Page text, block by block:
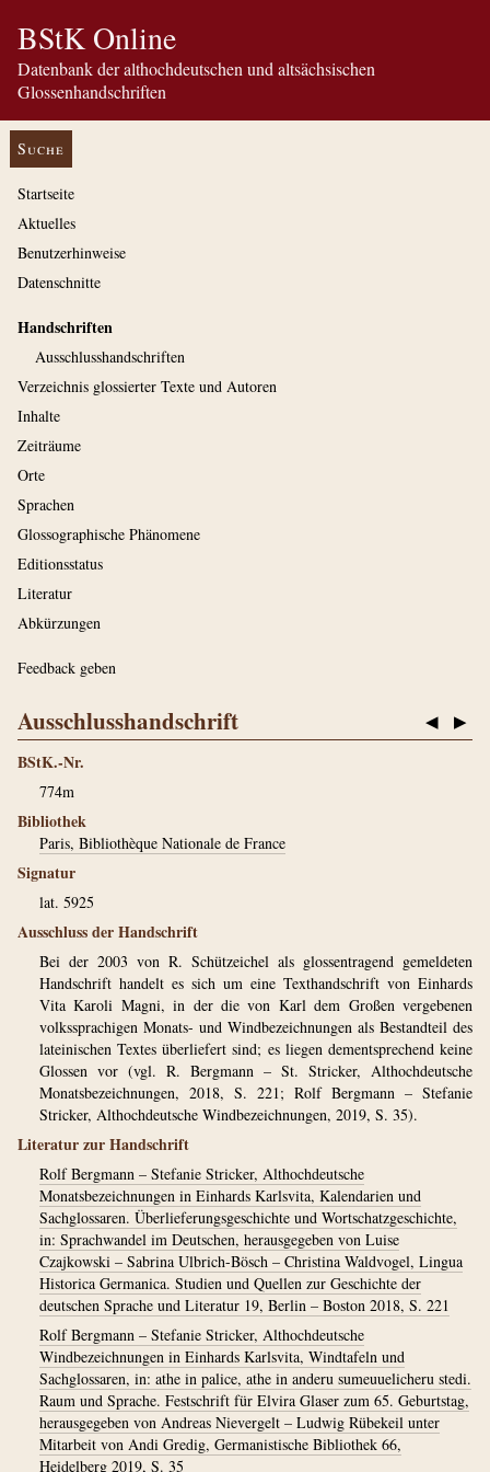
BStK Online
Datenbank der althochdeutschen und altsächsischen
Glossenhandschriften
Suche
Startseite
Aktuelles
Benutzerhinweise
Datenschnitte
Handschriften
Ausschluss­handschriften
Verzeichnis glossierter Texte und Autoren
Inhalte
Zeiträume
Orte
Sprachen
Glossographische Phänomene
Editionsstatus
Literatur
Abkürzungen
Feedback geben
◀ ▶
Ausschlusshandschrift
BStK.-Nr.
774m
Bibliothek
Paris, Bibliothèque Nationale de France
Signatur
lat. 5925
Ausschluss der Handschrift
Bei der 2003 von R. Schützeichel als glossentragend gemeldeten
Handschrift handelt es sich um eine Texthandschrift von Einhards
Vita Karoli Magni, in der die von Karl dem Großen vergebenen
volkssprachigen Monats- und Windbezeichnungen als Bestandteil des
lateinischen Textes überliefert sind; es liegen dementsprechend keine
Glossen vor (vgl. R. Bergmann – St. Stricker, Althochdeutsche
Monatsbezeichnungen, 2018, S. 221; Rolf Bergmann – Stefanie
Stricker, Althochdeutsche Windbezeichnungen, 2019, S. 35).
Literatur zur Handschrift
Rolf Bergmann – Stefanie Stricker, Althochdeutsche
Monatsbezeichnungen in Einhards Karlsvita, Kalendarien und
Sachglossaren. Überlieferungsgeschichte und Wortschatzgeschichte,
in: Sprachwandel im Deutschen, herausgegeben von Luise
Czajkowski – Sabrina Ulbrich-Bösch – Christina Waldvogel, Lingua
Historica Germanica. Studien und Quellen zur Geschichte der
deutschen Sprache und Literatur 19, Berlin – Boston 2018, S. 221
Rolf Bergmann – Stefanie Stricker, Althochdeutsche
Windbezeichnungen in Einhards Karlsvita, Windtafeln und
Sachglossaren, in: athe in palice, athe in anderu sumeuuelicheru stedi.
Raum und Sprache. Festschrift für Elvira Glaser zum 65. Geburtstag,
herausgegeben von Andreas Nievergelt – Ludwig Rübekeil unter
Mitarbeit von Andi Gredig, Germanistische Bibliothek 66,
Heidelberg 2019, S. 35